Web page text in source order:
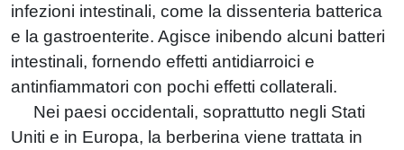
infezioni intestinali, come la dissenteria batterica
e la gastroenterite. Agisce inibendo alcuni batteri
intestinali, fornendo effetti antidiarroici e
antinfiammatori con pochi effetti collaterali.
Nei paesi occidentali, soprattutto negli Stati
Uniti e in Europa, la berberina viene trattata in